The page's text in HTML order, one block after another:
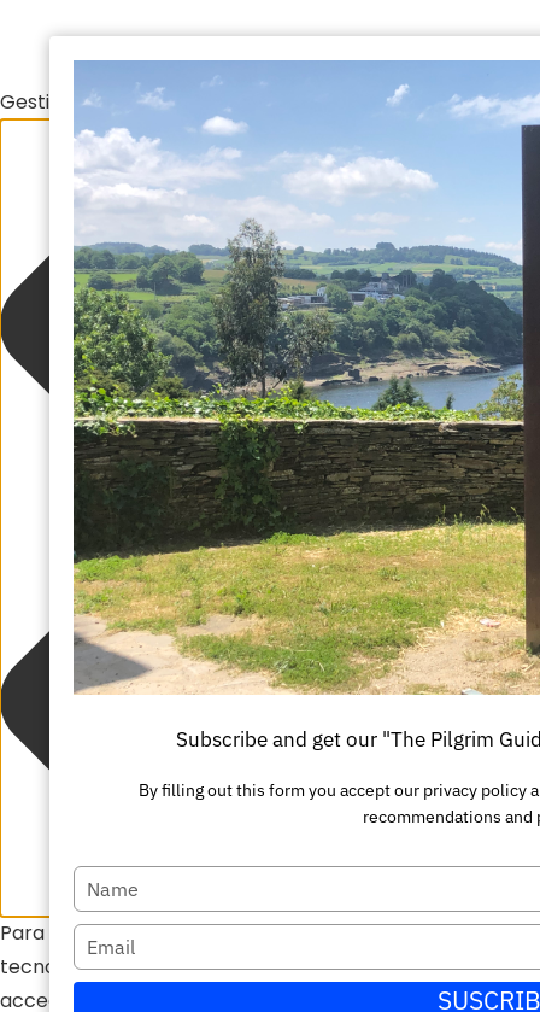
Gestionar el consentimiento de las cookies
Para ofrecer las mejores experiencias, utilizamos
tecnologías como las cookies para almacenar y/o
acceder a la información del dispositivo. El
Subscribe and get our "The Pilgrim
By filling out this form you accept our privacy policy
recommendations and
Escriba
su
nombre
Escriba
su